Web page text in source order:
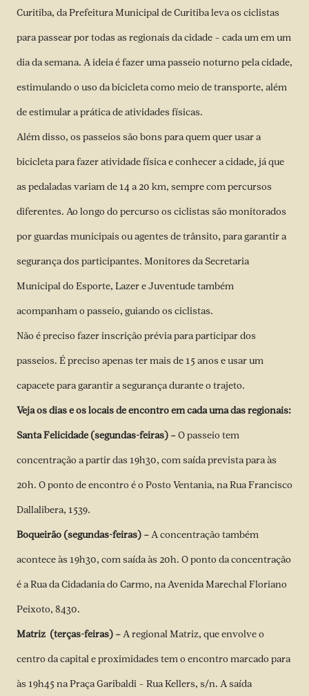
Curitiba, da Prefeitura Municipal de Curitiba leva os ciclistas
para passear por todas as regionais da cidade – cada um em um
dia da semana. A ideia é fazer uma passeio noturno pela cidade,
estimulando o uso da bicicleta como meio de transporte, além
de estimular a prática de atividades físicas.
Além disso, os passeios são bons para quem quer usar a
bicicleta para fazer atividade física e conhecer a cidade, já que
as pedaladas variam de 14 a 20 km, sempre com percursos
diferentes. Ao longo do percurso os ciclistas são monitorados
por guardas municipais ou agentes de trânsito, para garantir a
segurança dos participantes. Monitores da Secretaria
Municipal do Esporte, Lazer e Juventude também
acompanham o passeio, guiando os ciclistas.
Não é preciso fazer inscrição prévia para participar dos
passeios. É preciso apenas ter mais de 15 anos e usar um
capacete para garantir a segurança durante o trajeto.
Veja os dias e os locais de encontro em cada uma das regionais:
Santa Felicidade (segundas-feiras) –O passeio tem
concentração a partir das 19h30, com saída prevista para às
20h. O ponto de encontro é o Posto Ventania, na Rua Francisco
Dallalibera, 1539.
Boqueirão (segundas-feiras) –A concentração também
acontece às 19h30, com saída às 20h. O ponto da concentração
é a Rua da Cidadania do Carmo, na Avenida Marechal Floriano
Peixoto, 8430.
Matriz (terças-feiras) –A regional Matriz, que envolve o
centro da capital e proximidades tem o encontro marcado para
às 19h45 na Praça Garibaldi – Rua Kellers, s/n. A saída